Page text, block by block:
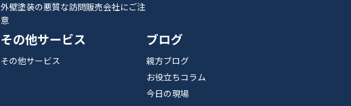
外壁塗装の悪質な訪問販売会社にご注
意
その他サービス
その他サービス
ブログ
親方ブログ
お役立ちコラム
今日の現場